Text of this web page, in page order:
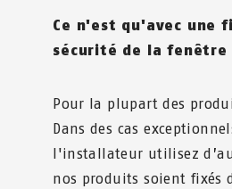
Ce n'est qu'avec une
sécurité de la
Pour la plupart des
Dans des cas
l'installateur utilisez
nos produits soient fixés